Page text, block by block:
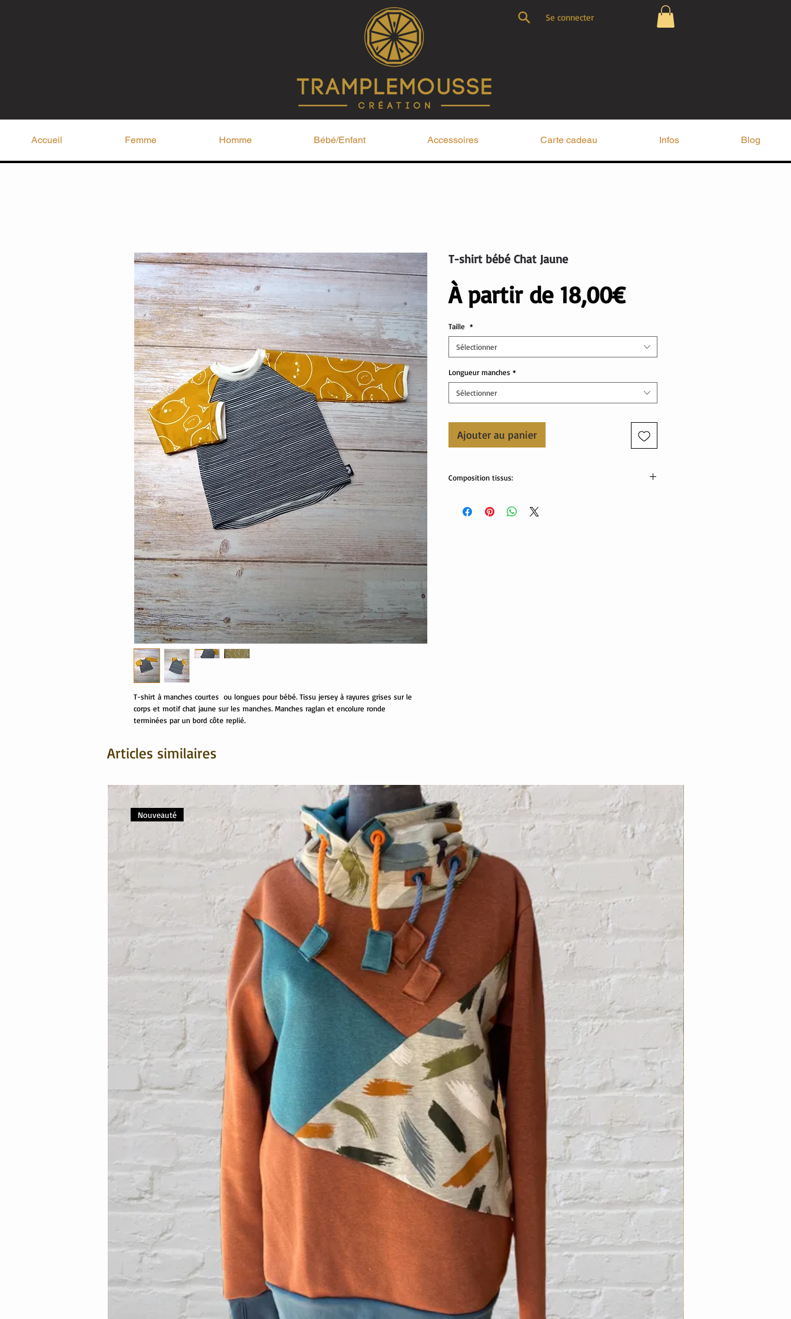
T-shirt à manches courtes ou longues pour bébé. Tissu jersey à rayures grises sur le
corps et motif chat jaune sur les manches. Manches raglan et encolure ronde
terminées par un bord côte replié.
T-shirt bébé Chat Jaune
À partir de 18,00€Prix
Taille *
Sélectionner
Longueur manches *
Sélectionner
Ajouter au panier
Composition tissus:
95% coton, 5% élasthanne.
Articles similaires
Nouveauté
Accueil Femme Homme Bébé/Enfant Accessoires Carte cadeau Infos Blog
Se connecter